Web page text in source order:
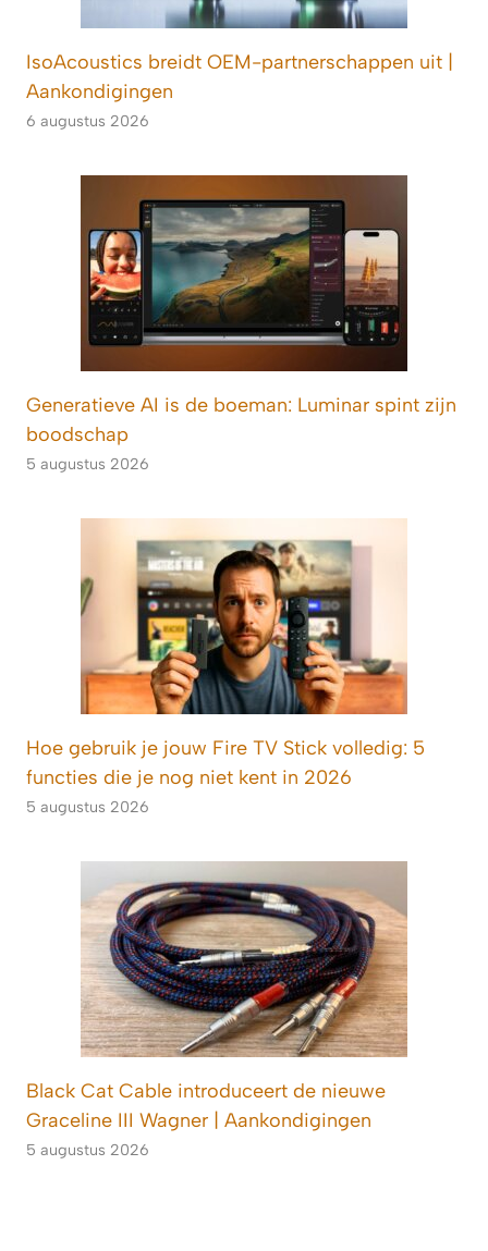
IsoAcoustics breidt OEM-partnerschappen uit |
Aankondigingen
6 augustus 2026
Generatieve AI is de boeman: Luminar spint zijn
boodschap
5 augustus 2026
Hoe gebruik je jouw Fire TV Stick volledig: 5
functies die je nog niet kent in 2026
5 augustus 2026
Black Cat Cable introduceert de nieuwe
Graceline III Wagner | Aankondigingen
5 augustus 2026